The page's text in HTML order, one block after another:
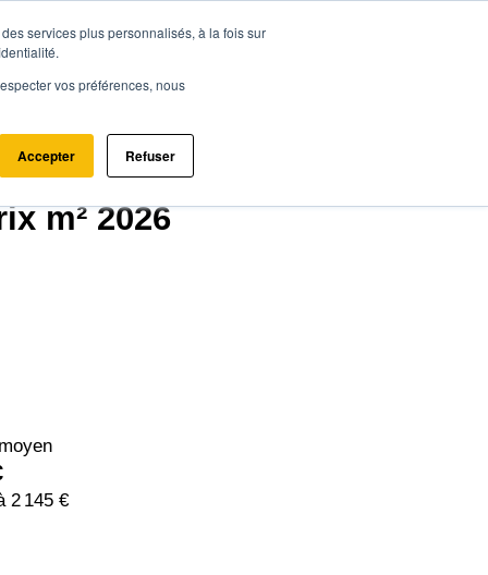
services plus personnalisés, à la fois sur
vos préférences, nous
Accepter Refuser
m² 2026
2 145 €